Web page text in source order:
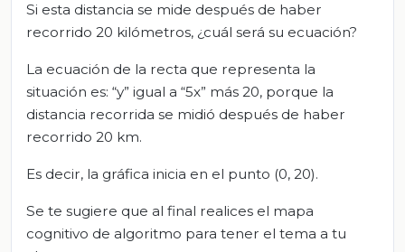
Si esta distancia se mide después de haber
recorrido 20 kilómetros, ¿cuál será su ecuación?
La ecuación de la recta que representa la
situación es: “y” igual a “5x” más 20, porque la
distancia recorrida se midió después de haber
recorrido 20 km.
Es decir, la gráfica inicia en el punto (0, 20).
Se te sugiere que al final realices el mapa
cognitivo de algoritmo para tener el tema a tu